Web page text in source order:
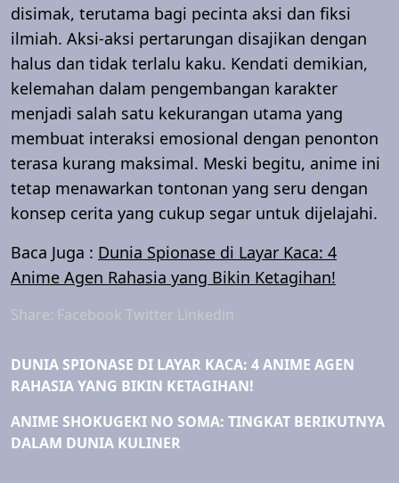
disimak, terutama bagi pecinta aksi dan fiksi
ilmiah. Aksi-aksi pertarungan disajikan dengan
halus dan tidak terlalu kaku. Kendati demikian,
kelemahan dalam pengembangan karakter
menjadi salah satu kekurangan utama yang
membuat interaksi emosional dengan penonton
terasa kurang maksimal. Meski begitu, anime ini
tetap menawarkan tontonan yang seru dengan
konsep cerita yang cukup segar untuk dijelajahi.
Baca Juga : Dunia Spionase di Layar Kaca: 4
Anime Agen Rahasia yang Bikin Ketagihan!
Share: Facebook Twitter Linkedin
DUNIA SPIONASE DI LAYAR KACA: 4 ANIME AGEN
RAHASIA YANG BIKIN KETAGIHAN!
ANIME SHOKUGEKI NO SOMA: TINGKAT BERIKUTNYA
DALAM DUNIA KULINER